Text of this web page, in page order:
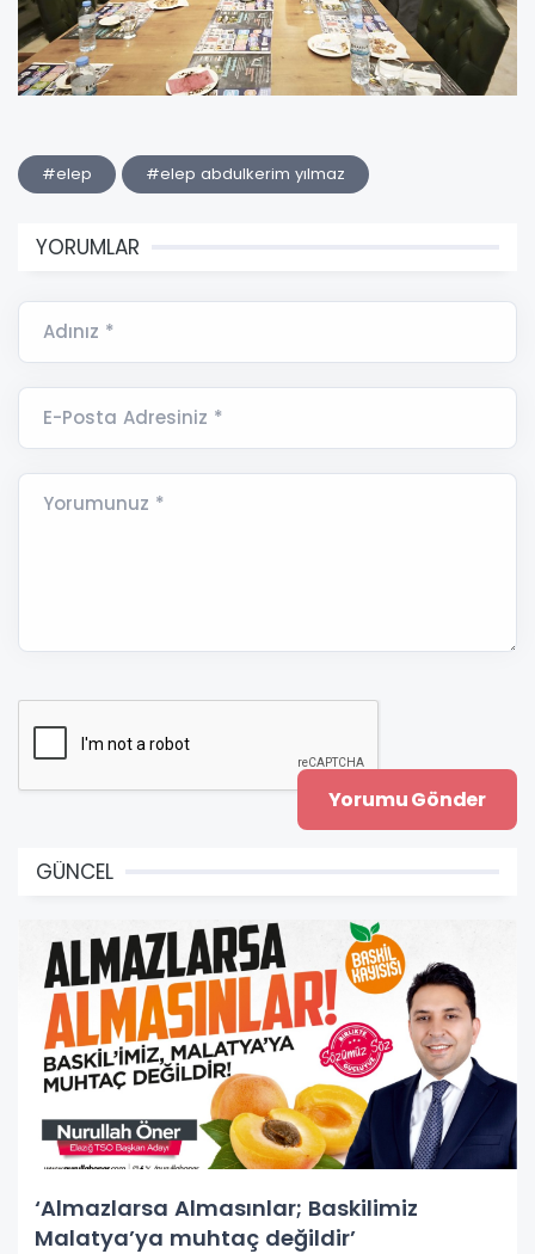
#elep #elep abdulkerim yılmaz
YORUMLAR
Adınız *
E-Posta Adresiniz *
Yorumunuz *
GÜNCEL
‘Almazlarsa Almasınlar; Baskilimiz
Malatya’ya muhtaç değildir’